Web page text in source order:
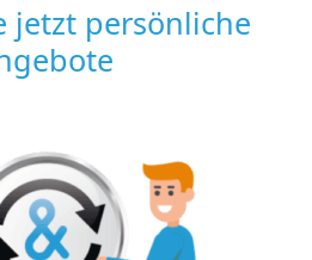
jetzt persönliche